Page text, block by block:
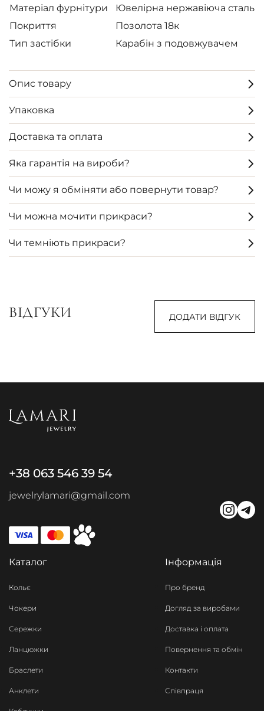
Матеріал фурнітури
Ювелірна нержавіюча сталь
Покриття
Позолота 18к
Тип застібки
Карабін з подовжувачем
Опис товару
Упаковка
Доставка та оплата
Яка гарантія на вироби?
Чи можу я обміняти або повернути товар?
Чи можна мочити прикраси?
Чи темніють прикраси?
ВІДГУКИ ДОДАТИ ВІДГУК
+38 063 546 39 54
jewelrylamari@gmail.com
Каталог
Кольє
Чокери
Сережки
Ланцюжки
Браслети
Анклети
Інформація
Про бренд
Догляд за виробами
Доставка і оплата
Повернення та обмін
Контакти
Співпраця